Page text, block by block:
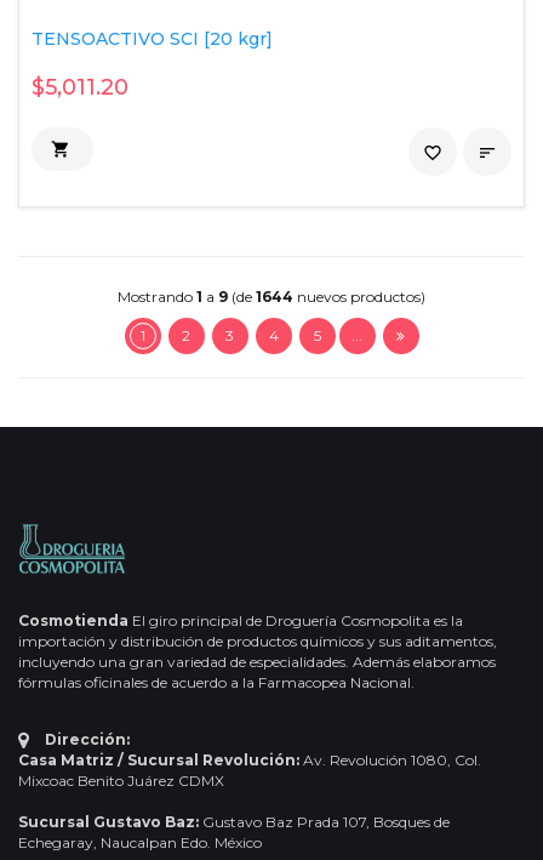
TENSOACTIVO SCI [20 kgr]
$5,011.20
 
favorite_border
Mostrando 1 a 9 (de 1644 nuevos productos)
1 2 3 4 5
Cosmotienda El giro principal de Droguería Cosmopolita es la
importación y distribución de productos químicos y sus aditamentos,
incluyendo una gran variedad de especialidades. Además elaboramos
fórmulas oficinales de acuerdo a la Farmacopea Nacional.
Dirección:
Casa Matriz / Sucursal Revolución: Av. Revolución 1080, Col.
Mixcoac Benito Juárez CDMX
Sucursal Gustavo Baz: Gustavo Baz Prada 107, Bosques de
Echegaray, Naucalpan Edo. México